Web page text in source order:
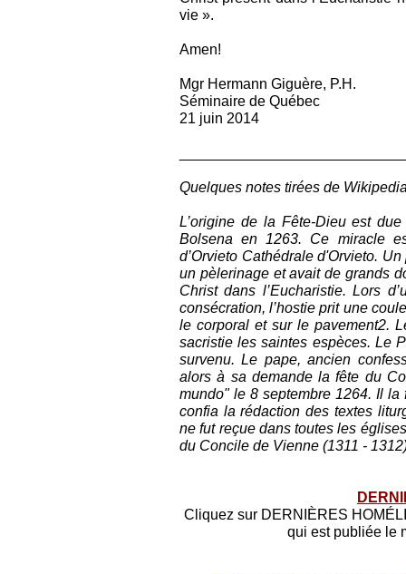
vie ».
Amen!
Mgr Hermann Giguère, P.H.
Séminaire de Québec
21 juin 2014
Quelques notes tirées de
L’origine de la Fête-Dieu est
Bolsena en 1263. Ce miracle
d’Orvieto Cathédrale d'Orvieto.
un pèlerinage et avait de grands
Christ dans l’Eucharistie. Lors
consécration, l’hostie prit une
le corporal et sur le pavement2.
sacristie les saintes espèces. Le
survenu. Le pape, ancien
alors à sa demande la fête du
mundo" le 8 septembre 1264. Il la
confia la rédaction des textes
ne fut reçue dans toutes les
du Concile de Vienne (1311 -
Cliquez sur DERNIÈRES
qui est publiée le